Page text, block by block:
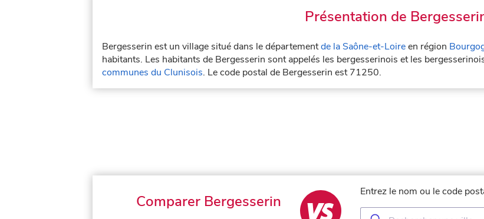
Présentation de
Bergesserin est un village situé dans le départementde la Saône-et-Loireen région
habitants. Les habitants de Bergesserin sont appelés les bergesserinois et les
communes du Clunisois. Le code postal de Bergesserin est 71250.
Comparer Bergesserin
Entrez le nom ou le code